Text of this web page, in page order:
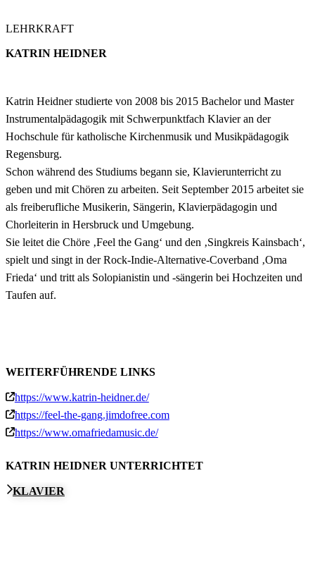
LEHRKRAFT
KATRIN HEIDNER
Katrin Heidner studierte von 2008 bis 2015 Bachelor und Master
Instrumentalpädagogik mit Schwerpunktfach Klavier an der
Hochschule für katholische Kirchenmusik und Musikpädagogik
Regensburg.
Schon während des Studiums begann sie, Klavierunterricht zu
geben und mit Chören zu arbeiten. Seit September 2015 arbeitet sie
als freiberufliche Musikerin, Sängerin, Klavierpädagogin und
Chorleiterin in Hersbruck und Umgebung.
Sie leitet die Chöre ‚Feel the Gang‘ und den ‚Singkreis Kainsbach‘,
spielt und singt in der Rock-Indie-Alternative-Coverband ‚Oma
Frieda‘ und tritt als Solopianistin und -sängerin bei Hochzeiten und
Taufen auf.
WEITERFÜHRENDE LINKS
https://www.katrin-heidner.de/
https://feel-the-gang.jimdofree.com
https://www.omafriedamusic.de/
KATRIN HEIDNER UNTERRICHTET
KLAVIER